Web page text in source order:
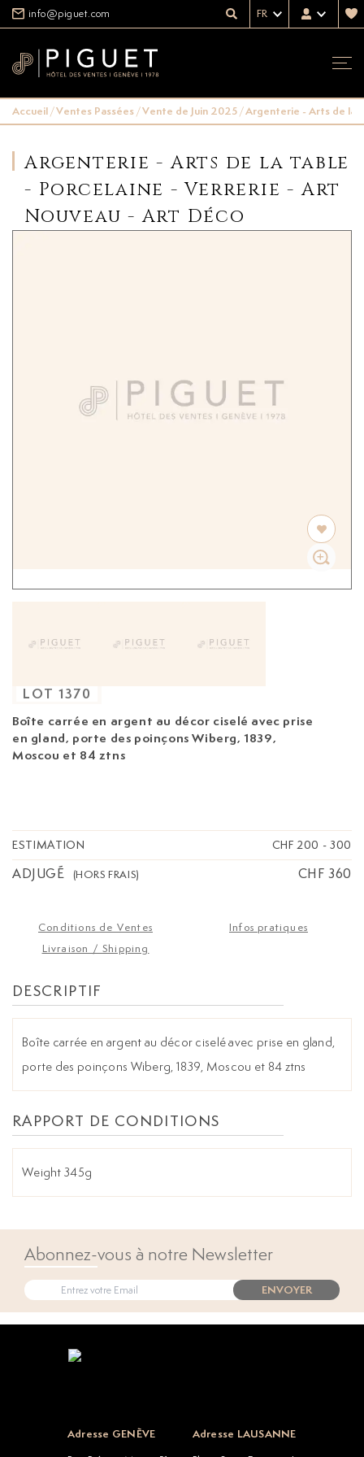
info@piguet.com FR
Accueil/Ventes Passées/Vente de Juin 2025/Argenterie - Arts de la
Argenterie - Arts de la table
- Porcelaine - Verrerie - Art
Nouveau - Art Déco
Boîte carrée en argent au décor ciselé avec prise
en gland, porte des poinçons Wiberg, 1839,
Moscou et 84 ztns
LOT 1370
ESTIMATION CHF 200 - 300
ADJUGÉ (HORS FRAIS) CHF 360
Conditions de Ventes
Infos pratiques
Livraison / Shipping
DESCRIPTIF
Boîte carrée en argent au décor ciselé avec prise en gland,
porte des poinçons Wiberg, 1839, Moscou et 84 ztns
RAPPORT DE CONDITIONS
Weight 345g
Abonnez-vous à notre Newsletter
ENVOYER
Adresse GENÈVE
Adresse LAUSANNE